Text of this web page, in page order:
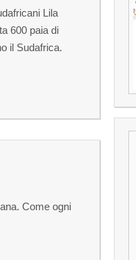
Lila
600 paia di
il Sudafrica.
Come ogni